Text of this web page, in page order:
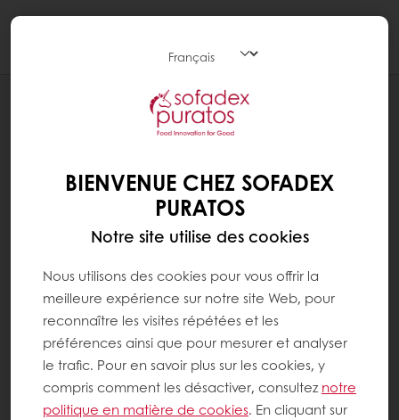
RECETTES
TARTE FRAMBOISE
BIENVENUE CHEZ SOFADEX
PURATOS
Notre site utilise des cookies
Nous utilisons des cookies pour vous offrir la
meilleure expérience sur notre site Web, pour
reconnaître les visites répétées et les
préférences ainsi que pour mesurer et analyser
le trafic. Pour en savoir plus sur les cookies, y
compris comment les désactiver, consulteznotre
politique en matière de cookies. En cliquant sur